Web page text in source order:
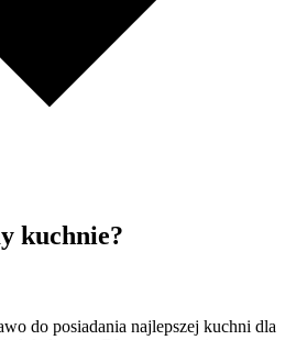
kuchnie?
do posiadania najlepszej kuchni dla